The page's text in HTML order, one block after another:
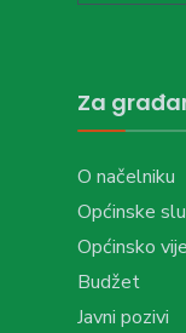
Za
O načelniku
Općinske
Općinsko
Budžet
Javni pozivi